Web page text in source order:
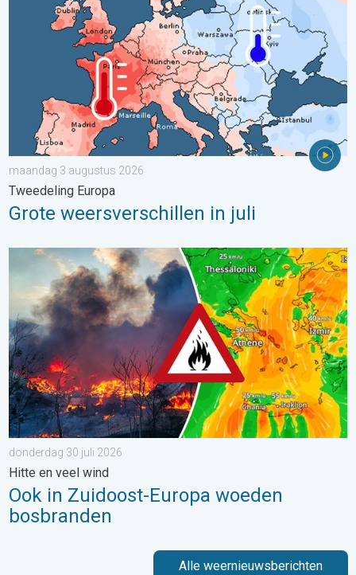
maandag 3 augustus 2026
Tweedeling Europa
Grote weersverschillen in juli
Ook in Zuidoost-Europa woeden bosbranden. Hitte en veel
donderdag 30 juli 2026
Hitte en veel wind
Ook in Zuidoost-Europa woeden
bosbranden
Alle weernieuwsberichten